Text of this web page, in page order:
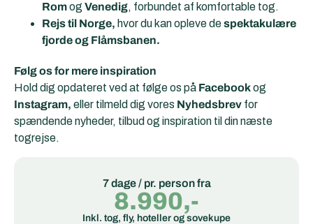
Romog Venedig, forbundet af komfortable tog.
Rejs til Norge, hvor du kan opleve despektakulære
fjorde og Flåmsbanen.
Følg os for mere inspiration
Hold dig opdateret ved at følge os på Facebookog
Instagram, eller tilmeld dig vores Nyhedsbrev for
spændende nyheder, tilbud og inspiration til din næste
togrejse.
7 dage / pr. person fra
8.990,-
Inkl. tog, fly, hoteller og sovekupe